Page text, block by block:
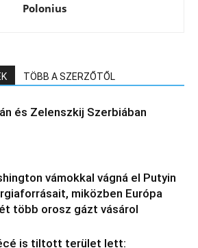
Polonius
TÖBB A SZERZŐTŐL
és Zelenszkij Szerbiában
vámokkal vágná el Putyin
miközben Európa
több orosz gázt vásárol
is tiltott terület lett: